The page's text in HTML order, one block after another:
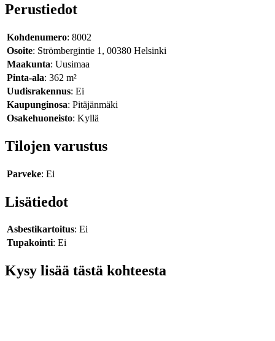
Perustiedot
Kohdenumero: 8002
Osoite: Strömbergintie 1, 00380 Helsinki
Maakunta: Uusimaa
Pinta-ala: 362 m²
Uudisrakennus: Ei
Kaupunginosa: Pitäjänmäki
Osakehuoneisto: Kyllä
Tilojen varustus
Parveke: Ei
Lisätiedot
Asbestikartoitus: Ei
Tupakointi: Ei
Kysy lisää tästä kohteesta